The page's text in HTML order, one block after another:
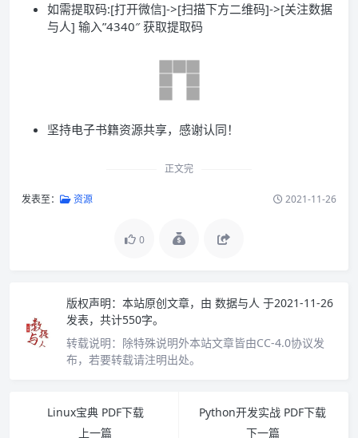
如需提取码:[打开微信]->[扫描下方二维码]->[关注数据
与人] 输入”4340″ 获取提取码
坚持电子书籍资源共享，感谢认同！
正文完
发表至： 资源 2021-11-26
0
版权声明： 本站原创文章，由 数据与人 于2021-11-26
发表，共计550字。
转载说明： 除特殊说明外本站文章皆由CC-4.0协议发
布，若要转载请注明出处。
Linux宝典 PDF下载
上一篇
Python开发实战 PDF下载
下一篇